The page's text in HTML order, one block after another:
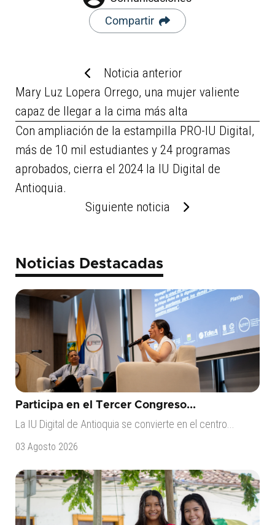
Compartir
Noticia anterior
Mary Luz Lopera Orrego, una mujer valiente
capaz de llegar a la cima más alta
Con ampliación de la estampilla PRO-IU Digital,
más de 10 mil estudiantes y 24 programas
aprobados, cierra el 2024 la IU Digital de
Antioquia.
Siguiente noticia
Noticias Destacadas
Participa en el Tercer Congreso...
La IU Digital de Antioquia se convierte en el centro...
03 Agosto 2026